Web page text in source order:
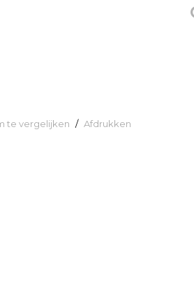
te vergelijken / Afdrukken